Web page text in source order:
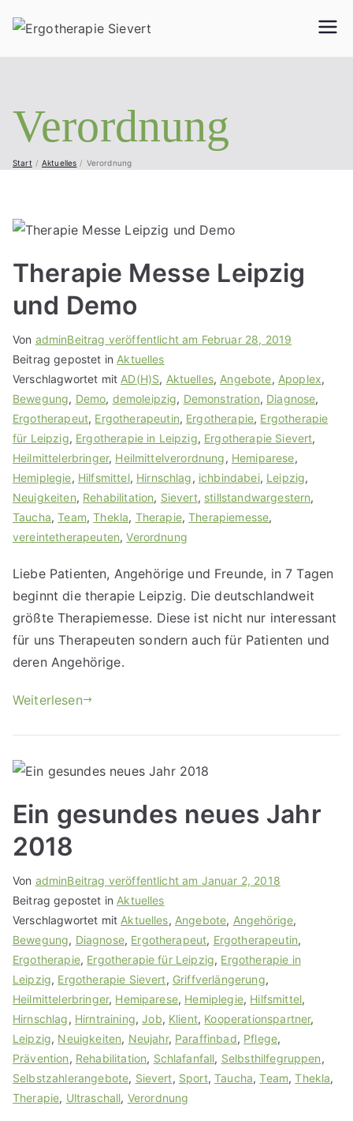
Sievert
Verordnung
Start Aktuelles Verordnung
Therapie Messe Leipzig
und Demo
Von adminBeitrag veröffentlicht am Februar 28, 2019
Beitrag gepostet in Aktuelles
Verschlagwortet mit AD(H)S, Aktuelles, Angebote, Apoplex,
Bewegung, Demo, demoleipzig, Demonstration, Diagnose,
Ergotherapeut, Ergotherapeutin, Ergotherapie, Ergotherapie
für Leipzig, Ergotherapie in Leipzig, Ergotherapie Sievert,
Heilmittelerbringer, Heilmittelverordnung, Hemiparese,
Hemiplegie, Hilfsmittel, Hirnschlag, ichbindabei, Leipzig,
Neuigkeiten, Rehabilitation, Sievert, stillstandwargestern,
Taucha,Team,Thekla, Therapie,Therapiemesse,
vereintetherapeuten,Verordnung
Liebe Patienten, Angehörige und Freunde, in 7 Tagen
beginnt die therapie Leipzig. Die deutschlandweit
größte Therapiemesse. Diese ist nicht nur interessant
für uns Therapeuten sondern auch für Patienten und
deren Angehörige.
Weiterlesen
Ein gesundes neues Jahr
2018
Von adminBeitrag veröffentlicht am Januar 2, 2018
Beitrag gepostet in Aktuelles
Verschlagwortet mit Aktuelles, Angebote, Angehörige,
Bewegung, Diagnose, Ergotherapeut, Ergotherapeutin,
Ergotherapie, Ergotherapie für Leipzig, Ergotherapie in
Leipzig, Ergotherapie Sievert, Griffverlängerung,
Heilmittelerbringer, Hemiparese, Hemiplegie, Hilfsmittel,
Hirnschlag, Hirntraining,Job, Klient, Kooperationspartner,
Leipzig, Neuigkeiten, Neujahr, Paraffinbad, Pflege,
Prävention, Rehabilitation, Schlafanfall, Selbsthilfegruppen,
Selbstzahlerangebote, Sievert, Sport,Taucha,Team,Thekla,
Therapie, Ultraschall, Verordnung